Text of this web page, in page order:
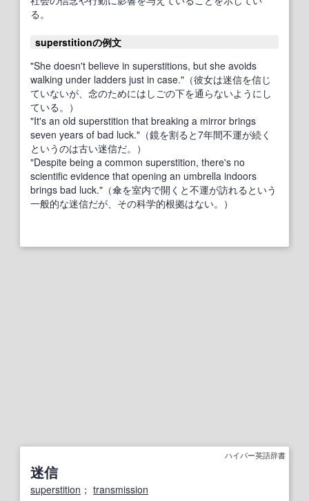
る。
superstitionの例文
"She doesn't believe in superstitions, but she avoids
walking under ladders just in case."（彼女は迷信を信じ
ていないが、念のためにはしごの下を通らないようにし
ている。）
"It's an old superstition that breaking a mirror brings
seven years of bad luck."（鏡を割ると7年間不運が続く
というのは古い迷信だ。）
"Despite being a common superstition, there's no
scientific evidence that opening an umbrella indoors
brings bad luck."（傘を室内で開くと不運が訪れるという
一般的な迷信だが、その科学的根拠はない。）
ハイパー英語辞書
迷信
superstition ； transmission